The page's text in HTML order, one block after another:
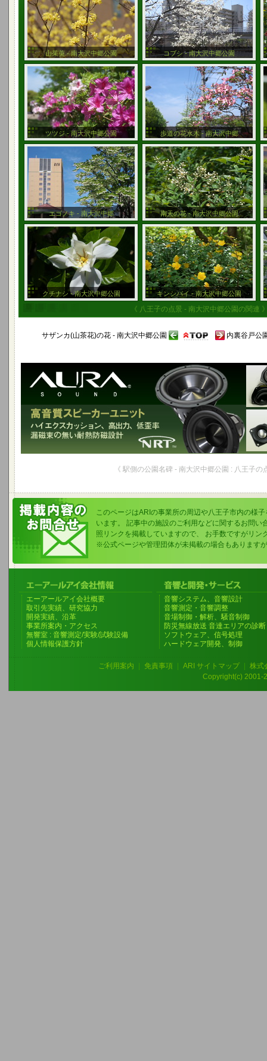
山茱萸 - 南大沢中郷公園 コブシ - 南大沢中郷公園
ツツジ - 南大沢中郷公園 歩道の花水木 - 南大沢中郷
エゴノキ - 南大沢中郷 南天の花 - 南大沢中郷公園
クチナシ - 南大沢中郷公園 キンシバイ - 南大沢中郷公園
《 八王子の点景 - 南大沢中郷公園の関連
サザンカ(山茶花)の花 - 南大沢中郷公園 内裏谷戸公
《 駅側の公園名碑 - 南大沢中郷公園 : 八王子の
このページはARIの事業所の周辺や八王子市内の様
います。 記事中の施設のご利用などに関するお問い
照リンクを掲載していますので、 お手数ですがリン
※公式ページや管理団体が未掲載の場合もあります
エーアールアイ会社概要
取引先実績、研究協力
開発実績、沿革
事業所案内・アクセス
無響室 : 音響測定/実験/試験設備
個人情報保護方針
音響システム、音響設計
音響測定・音響調整
音場制御・解析、騒音制御
防災無線放送 音達エリアの診断
ソフトウェア、信号処理
ハードウェア開発、制御
ご利用案内 免責事項 ARI サイトマップ
株式
Copyright(c) 2001-